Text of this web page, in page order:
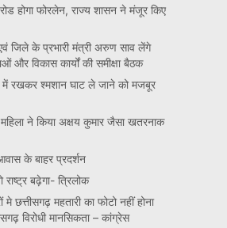
होगा फोरलेन, राज्य शासन ने मंजूर किए
जिले के प्रभारी मंत्री अरुण साव लेंगे
और विकास कार्यों की समीक्षा बैठक
रखकर श्मशान घाट ले जाने को मजबूर
ने किया अक्षय कुमार जैसा खतरनाक
के बाहर प्रदर्शन
राष्ट्र बढ़ेगा- त्रिलोक
मे छत्तीसगढ़ महतारी का फोटो नहीं होना
विरोधी मानसिकता – कांग्रेस